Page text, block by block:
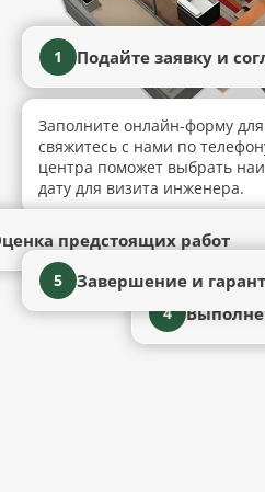
1 Подайте заявку и
Заполните онлайн-форму для
свяжитесь с нами по
центра поможет выбрать
дату для визита инженера.
предстоящих работ
4
5 Завершение и